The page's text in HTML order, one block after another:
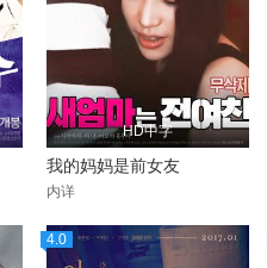
HD中字
我的妈妈是前女友
内详
4.0